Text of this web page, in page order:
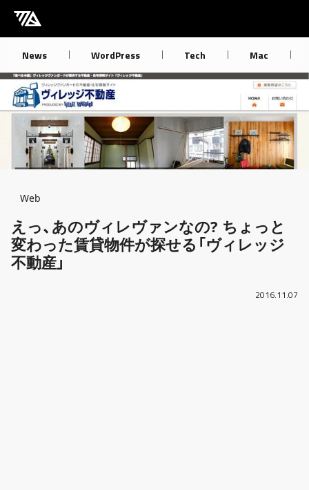
[M] mbdb [モバデビ]
News WordPress Tech Mac
Breadcrumb
Web
えっ、あのヴィレヴァンなの? ちょっと
変わった賃貸物件が探せる「ヴィレッジ
不動産」
2016.11.07